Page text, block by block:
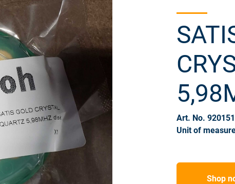
Art. No.
Unit of
Shop